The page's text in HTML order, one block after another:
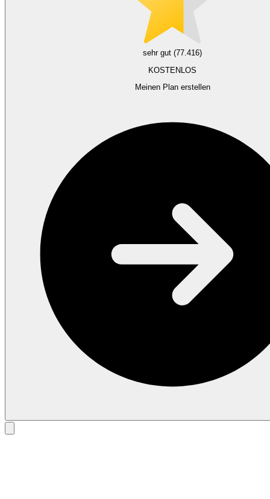
sehr gut (77.416)
KOSTENLOS
Meinen Plan erstellen